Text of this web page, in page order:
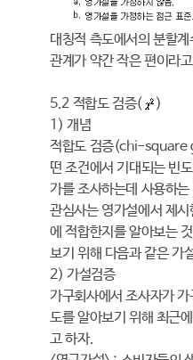
대칭적 측도에서의 분할
관계가 약간 작은 편이라
5.2 적합도 검증(
)
1) 개념
적합도 검증(chi-
떤 조건에서 기대되는 빈
가를 조사하는데 사용하
관심사는 영가설에서 제
에 적합한지를 알아보는
보기 위해 다음과 같은 가
2) 가설검증
가구회사에서 조사자가
도를 알아보기 위해 최근
고 하자.